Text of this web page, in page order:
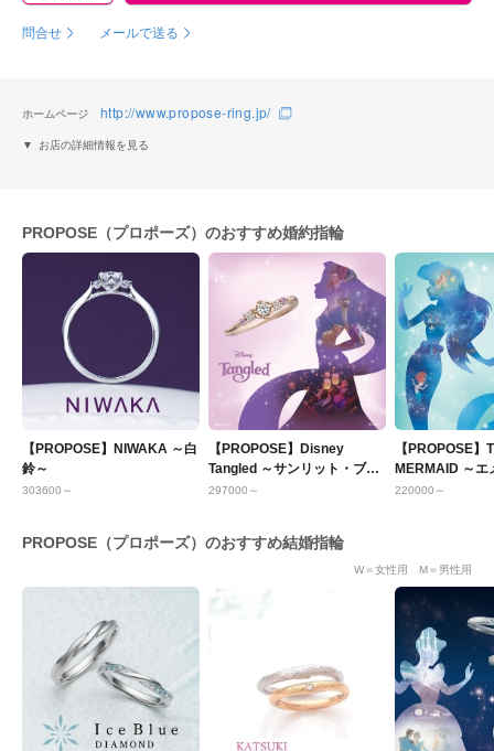
問合せ メールで送る
ホームページ http://www.propose-ring.jp/
お店の詳細情報を見る
PROPOSE（プロポーズ）のおすすめ婚約指輪
【PROPOSE】NIWAKA ～白
鈴～
303600～
【PROPOSE】Disney
Tangled ～サンリット・ブロ
ッサム～
297000～
【PROPOSE】
MERMAID ～エ
グーン～
220000～
PROPOSE（プロポーズ）のおすすめ結婚指輪
W＝女性用 M＝男性用